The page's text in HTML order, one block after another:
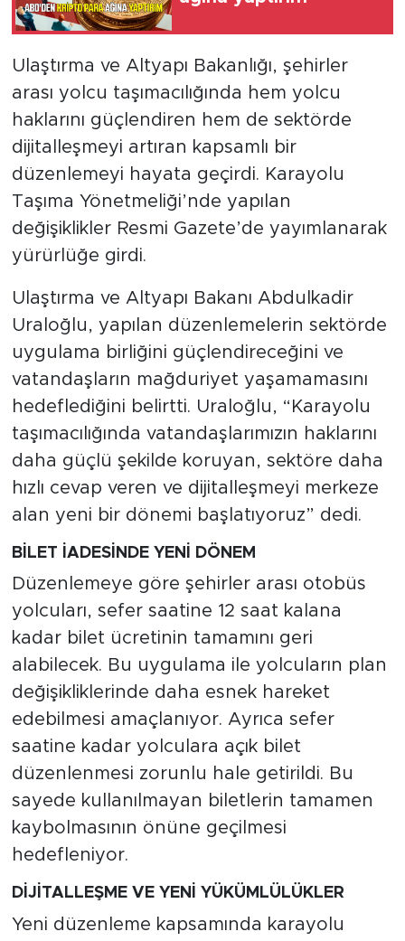
Ulaştırma ve Altyapı Bakanlığı, şehirler
arası yolcu taşımacılığında hem yolcu
haklarını güçlendiren hem de sektörde
dijitalleşmeyi artıran kapsamlı bir
düzenlemeyi hayata geçirdi. Karayolu
Taşıma Yönetmeliği’nde yapılan
değişiklikler Resmi Gazete’de yayımlanarak
yürürlüğe girdi.
Ulaştırma ve Altyapı Bakanı Abdulkadir
Uraloğlu, yapılan düzenlemelerin sektörde
uygulama birliğini güçlendireceğini ve
vatandaşların mağduriyet yaşamamasını
hedeflediğini belirtti. Uraloğlu, “Karayolu
taşımacılığında vatandaşlarımızın haklarını
daha güçlü şekilde koruyan, sektöre daha
hızlı cevap veren ve dijitalleşmeyi merkeze
alan yeni bir dönemi başlatıyoruz” dedi.
BİLET İADESİNDE YENİ DÖNEM
Düzenlemeye göre şehirler arası otobüs
yolcuları, sefer saatine 12 saat kalana
kadar bilet ücretinin tamamını geri
alabilecek. Bu uygulama ile yolcuların plan
değişikliklerinde daha esnek hareket
edebilmesi amaçlanıyor. Ayrıca sefer
saatine kadar yolculara açık bilet
düzenlenmesi zorunlu hale getirildi. Bu
sayede kullanılmayan biletlerin tamamen
kaybolmasının önüne geçilmesi
hedefleniyor.
DİJİTALLEŞME VE YENİ YÜKÜMLÜLÜKLER
Yeni düzenleme kapsamında karayolu